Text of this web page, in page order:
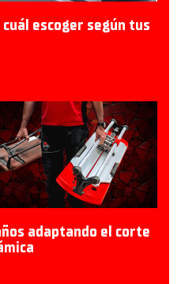
escoger según tus
adaptando el corte